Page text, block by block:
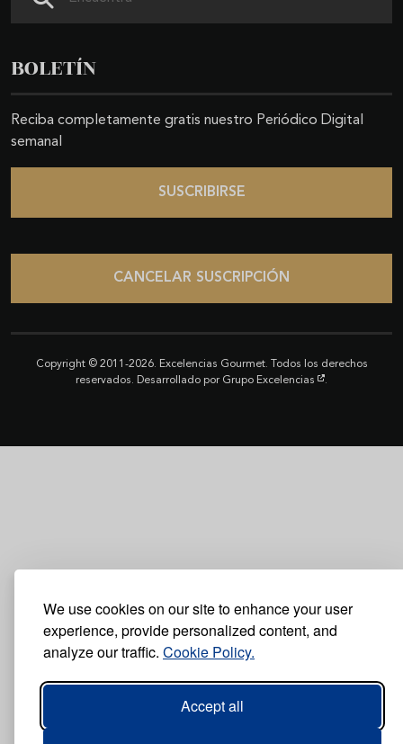
We use cookies on our site to enhance your user
experience, provide personalized content, and
analyze our traffic. Cookie Policy.
Accept all
BOLETÍN
Reciba completamente gratis nuestro Periódico Digital
semanal
SUSCRIBIRSE
CANCELAR SUSCRIPCIÓN
Copyright © 2011-2026. Excelencias Gourmet. Todos los derechos
reservados. Desarrollado por Grupo Excelencias .